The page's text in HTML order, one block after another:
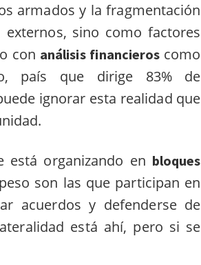
armados y la fragmentación
sino como factores
con análisis financieros como
país que dirige 83% de
ignorar esta realidad que
está organizando en bloques
son las que participan en
acuerdos y defenderse de
está ahí, pero si se